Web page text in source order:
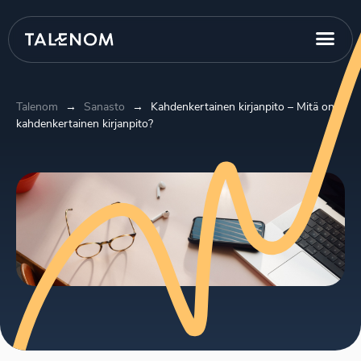
Talenom → Sanasto →
Kahdenkertainen kirjanpito – Mitä on
kahdenkertainen kirjanpito?